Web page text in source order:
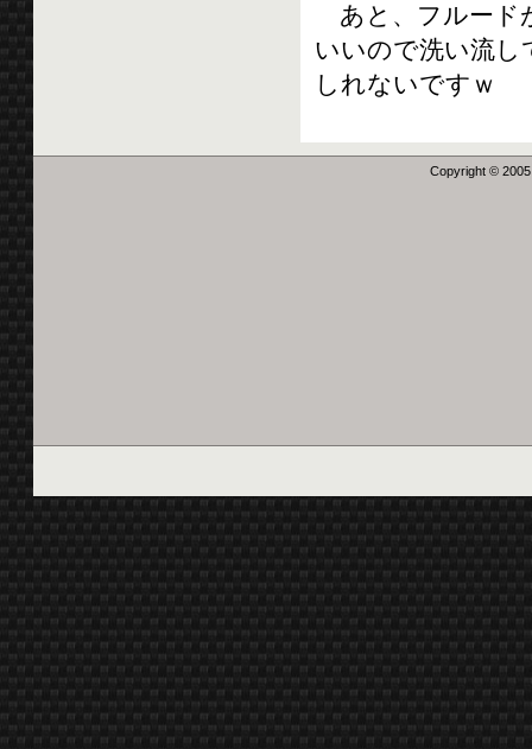
あと、フルード
いいので洗い流
しれないですｗ
Copyright ©